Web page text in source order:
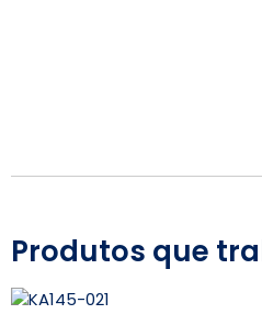
Produtos que